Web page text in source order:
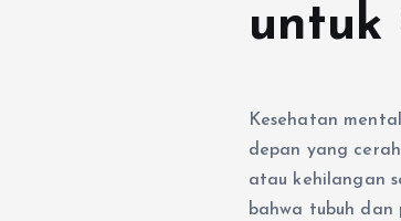
untuk
Kesehatan
depan yang
atau kehilangan
bahwa tubuh